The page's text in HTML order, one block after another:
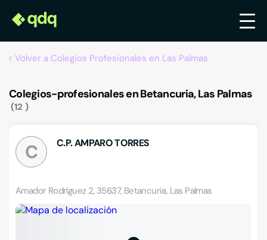
Volver a Colegios Profesionales en Las Palmas
Colegios-profesionales en Betancuria, Las Palmas
12
C C.P. AMPARO TORRES
Amador Rodríguez 2, 35637, Betancuria, Las Palmas